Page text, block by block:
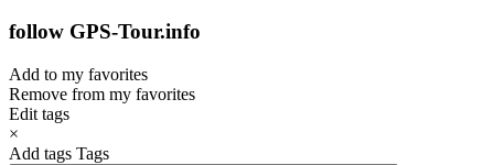
follow GPS-Tour.info
Add to my favorites
Remove from my favorites
Edit tags
×
Add tags Tags